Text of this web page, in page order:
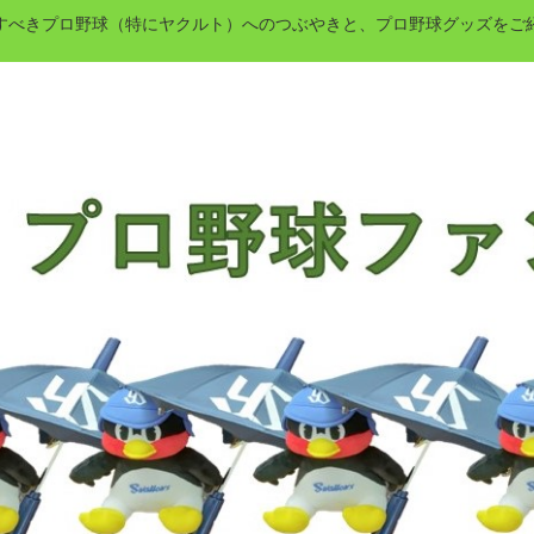
べきプロ野球（特にヤクルト）へのつぶやきと、プロ野球グッズをご